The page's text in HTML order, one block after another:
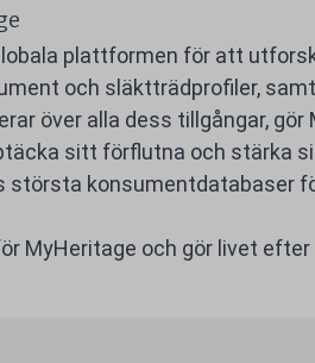
plattformen för att
och släktträdprofiler,
över alla dess tillgångar, gör
sitt förflutna och stärka
största konsumentdatabaser
MyHeritage och gör livet efter